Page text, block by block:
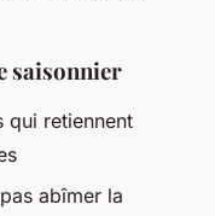
saisonnier
qui retiennent
abîmer la